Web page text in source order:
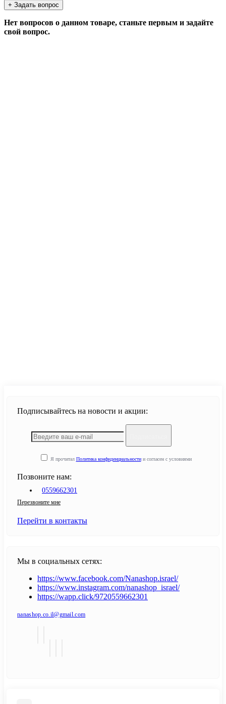
+ Задать вопрос
Нет вопросов о данном товаре, станьте первым и задайте
свой вопрос.
Подписывайтесь на новости и акции:
Я прочитал Политика конфиденциальностии согласен с условиями
Позвоните нам:
0559662301
Перезвоните мне
Перейти в контакты
Мы в социальных сетях:
https://www.facebook.com/Nanashop.israel/
https://www.instagram.com/nanashop_israel/
https://wapp.click/9720559662301
nanashop.co.il@gmail.com